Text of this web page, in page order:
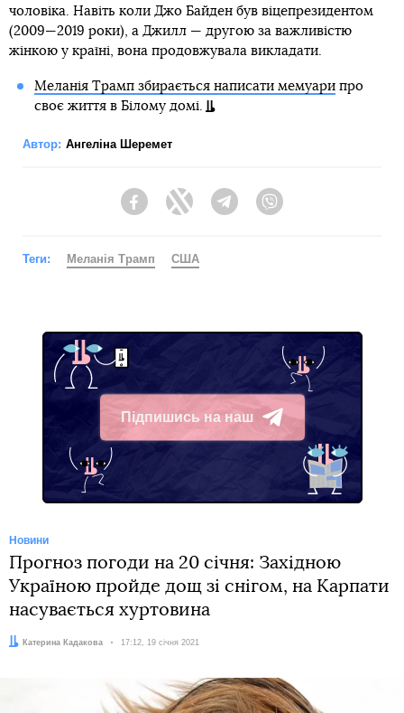
чоловіка. Навіть коли Джо Байден був віцепрезидентом
(2009—2019 роки), а Джилл — другою за важливістю
жінкою у країні, вона продовжувала викладати.
Меланія Трамп збирається написати мемуарипро
своє життя в Білому домі.
Автор: Ангеліна Шеремет
FacebookTwitter Telegram
Теги: Меланія Трамп США
Підпишись на наш
Telegram
Новини
Прогноз погоди на 20 січня: Західною
Україною пройде дощ зі снігом, на Карпати
насувається хуртовина
Автор:Катерина Кадакова Дата:
17:12, 19 січня 2021